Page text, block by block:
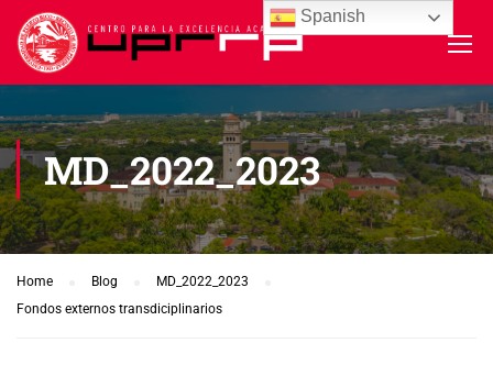
MD_2022_2023
Home Blog
MD_2022_2023
Fondos externos transdiciplinarios
Spanish